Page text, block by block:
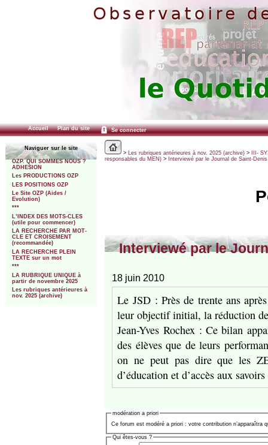
Accueil Plan du site Se connecter
Naviguer sur le site
OZP. QUI SOMMES NOUS ?
ADHESION
Les PRODUCTIONS OZP
LES POSITIONS OZP
Le Site OZP (Aides /
Evolution)
***
L’INDEX DES MOTS-CLES
(utile pour commencer)
LA RECHERCHE PAR MOT-
CLE ET CROISEMENT
(recommandée)
LA RECHERCHE PLEIN
TEXTE sur un mot
***
LA RUBRIQUE UNIQUE à
partir de novembre 2025
Les rubriques antérieures à
nov. 2025 (archive)
> Les rubriques antérieures à nov. 2025 (archive)>
III-
responsables du MEN)> Interviewé par le Journal de Saint-
Interviewé par le
18 juin 2010
Le JSD : Près de trente ans
leur objectif initial, la réduction
Jean-Yves Rochex : Ce bilan
des élèves que de leurs
on ne peut pas dire que les
d’éducation et d’accès aux
modération a priori
Ce forum est modéré a priori : votre contribution n’apparaîtra
Qui êtes-vous ?